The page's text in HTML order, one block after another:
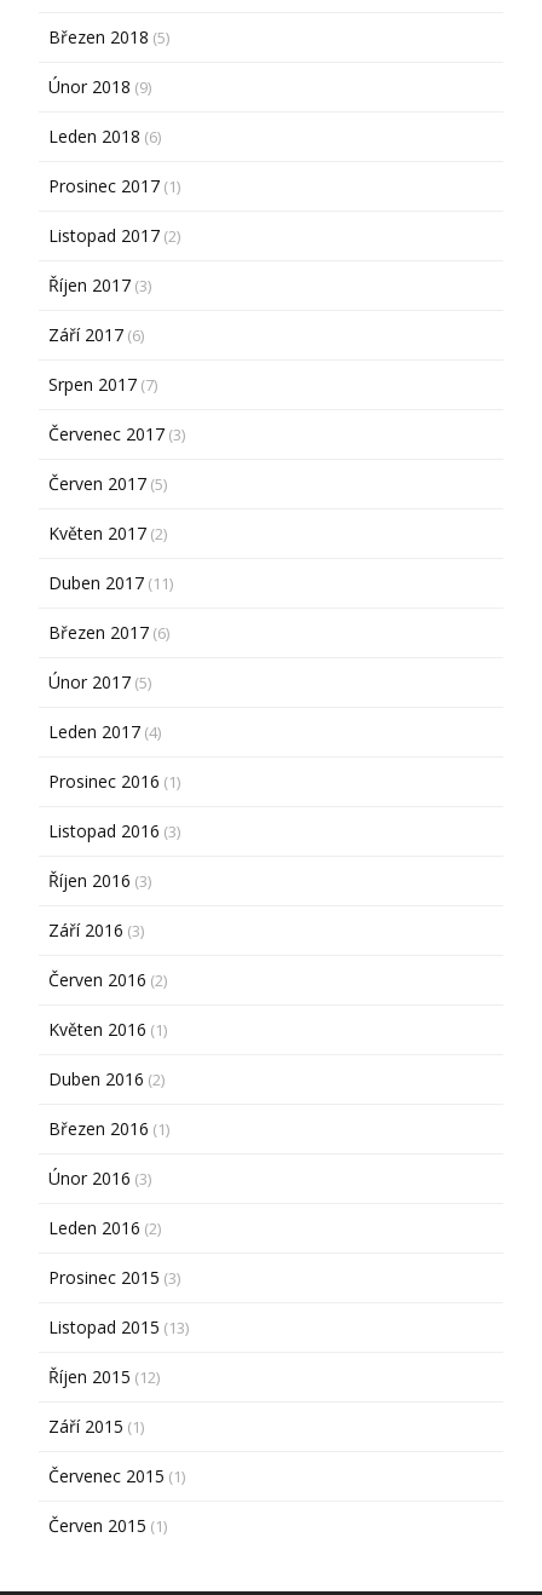
Březen 2018 (5)
Únor 2018 (9)
Leden 2018 (6)
Prosinec 2017 (1)
Listopad 2017 (2)
Říjen 2017 (3)
Září 2017 (6)
Srpen 2017 (7)
Červenec 2017 (3)
Červen 2017 (5)
Květen 2017 (2)
Duben 2017 (11)
Březen 2017 (6)
Únor 2017 (5)
Leden 2017 (4)
Prosinec 2016 (1)
Listopad 2016 (3)
Říjen 2016 (3)
Září 2016 (3)
Červen 2016 (2)
Květen 2016 (1)
Duben 2016 (2)
Březen 2016 (1)
Únor 2016 (3)
Leden 2016 (2)
Prosinec 2015 (3)
Listopad 2015 (13)
Říjen 2015 (12)
Září 2015 (1)
Červenec 2015 (1)
Červen 2015 (1)